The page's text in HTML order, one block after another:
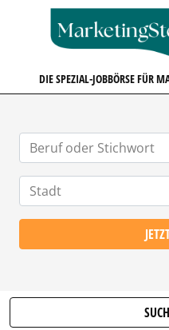
DIE SPEZIAL-JOBBÖRSE FÜR